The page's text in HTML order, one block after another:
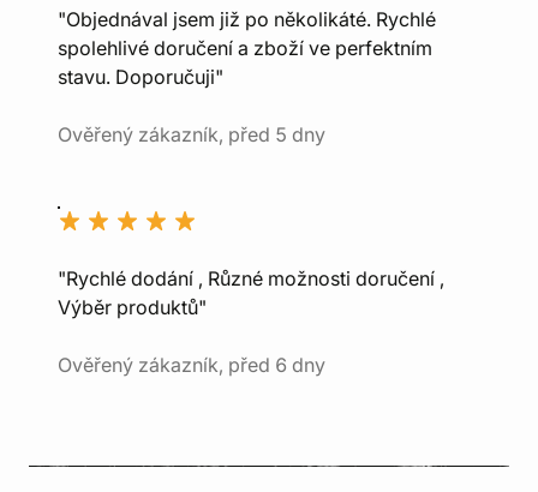
"Objednával jsem již po několikáté. Rychlé
spolehlivé doručení a zboží ve perfektním
stavu. Doporučuji"
Ověřený zákazník, před 5 dny
"Rychlé dodání , Různé možnosti doručení ,
Výběr produktů"
Ověřený zákazník, před 6 dny